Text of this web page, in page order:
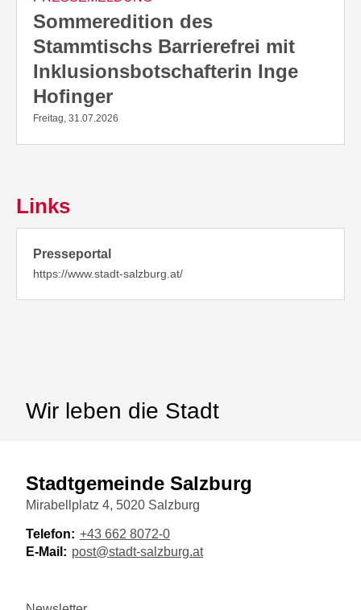
Sommeredition des
Stammtischs Barrierefrei mit
Inklusionsbotschafterin Inge
Hofinger
Freitag, 31.07.2026
Links
Presseportal
https://www.stadt-salzburg.at/
Wir leben die Stadt
Stadtgemeinde Salzburg
Mirabellplatz 4, 5020 Salzburg
Telefon: +43 662 8072-0
E-Mail: post@stadt-salzburg.at